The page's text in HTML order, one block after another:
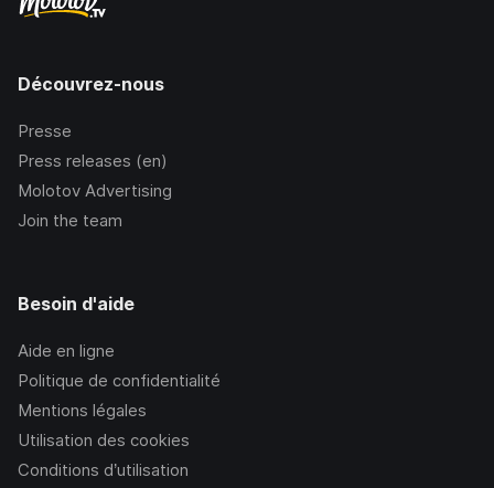
Découvrez-nous
Presse
Press releases (en)
Molotov Advertising
Join the team
Besoin d'aide
Aide en ligne
Politique de confidentialité
Mentions légales
Utilisation des cookies
Conditions d’utilisation